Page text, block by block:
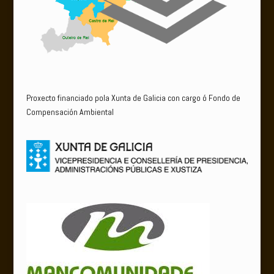
Proxecto financiado pola Xunta de Galicia con cargo ó Fondo de
Compensación Ambiental